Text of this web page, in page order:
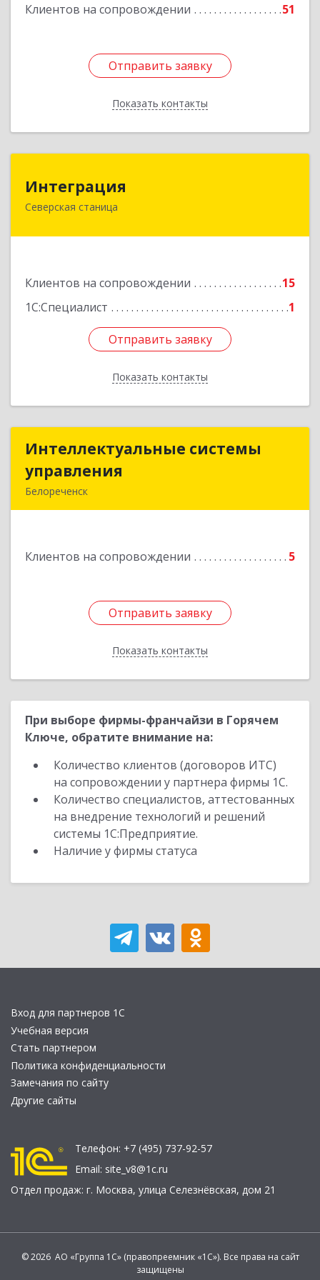
Клиентов на сопровождении 51
Отправить заявку
Показать контакты
Отправить заявку
Назад
Интеграция
Северская станица
Клиентов на сопровождении
15
1С:Специалист
1
Отправить заявку
Показать контакты
353240, Краснодарский край, Северская ст-ца,
Отправить заявку
Назад
Интеллектуальные системы
управления
Белореченск
Клиентов на сопровождении 5
Отправить заявку
Показать контакты
Интеллектуальные системы
Подробнее
Отправить заявку
Назад
При выборе фирмы-франчайзи в Горячем
Ключе, обратите внимание на:
Количество клиентов (договоров ИТС)
на сопровождении у партнера фирмы 1С.
Количество специалистов, аттестованных
на внедрение технологий и решений
системы 1С:Предприятие.
Наличие у фирмы статуса
Вход для партнеров 1С
Учебная версия
Стать партнером
Политика конфиденциальности
Замечания по сайту
Другие сайты
Телефон: +7 (495) 737-92-57
Email: site_v8@1c.ru
Отдел продаж: г. Москва, улица Селезнёвская, дом 21
© 2026 АО «Группа 1С» (правопреемник «1С»). Все права на сайт
защищены